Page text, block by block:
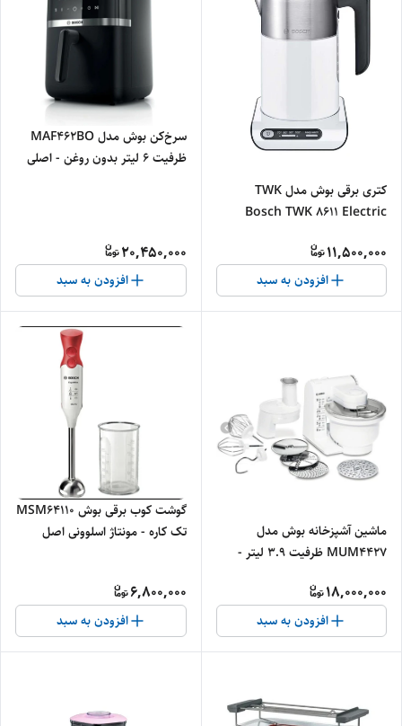
کتری برقی بوش مدل TWK
Bosch TWK 8611 Electric
11,500,000
افزودن به سبد
سرخ‌کن بوش مدل MAF462BO
ظرفیت ۶ لیتر بدون روغن - اصلی
20,450,000
افزودن به سبد
ماشین آشپزخانه بوش مدل
MUM4427 ظرفیت ۳.۹ لیتر -
18,000,000
افزودن به سبد
گوشت کوب برقی بوش MSM64110
تک کاره - مونتاژ اسلوونی اصل
6,800,000
افزودن به سبد